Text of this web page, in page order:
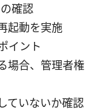
確認
起動を実施
イント
場合、管理者権
ていないか確認